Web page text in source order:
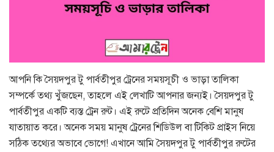
আপনি কি সৈয়দপুর টু পার্বতীপুর ট্রেনের সময়সূচী ও ভাড়া তালিকা
সম্পর্কে তথ্য খুঁজছেন, তাহলে এই লেখাটি আপনার জন্যই। সৈয়দপুর টু
পার্বতীপুর একটি ব্যস্ত ট্রেন রুট। এই রুটে প্রতিদিন অনেক বেশি মানুষ
যাতায়াত করে। অনেক সময় মানুষ ট্রেনের শিডিউল বা টিকিট প্রাইস নিয়ে
সঠিক তথ্যের অভাবে ভোগে! এখানে আমি সৈয়দপুর টু পার্বতীপুর রুটের